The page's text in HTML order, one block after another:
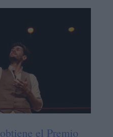
el Premio